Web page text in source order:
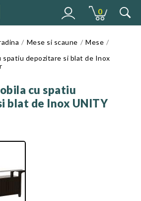
0
Mese si scaune
Mese
spatiu depozitare si blat de Inox
cu spatiu
blat de Inox UNITY